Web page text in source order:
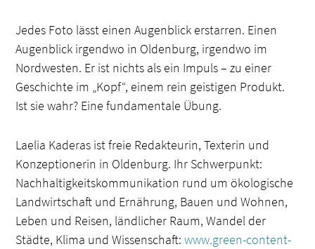
Jedes Foto lässt einen Augenblick erstarren. Einen
Augenblick irgendwo in Oldenburg, irgendwo im
Nordwesten. Er ist nichts als ein Impuls – zu einer
Geschichte im „Kopf“, einem rein geistigen Produkt.
Ist sie wahr? Eine fundamentale Übung.
Laelia Kaderas ist freie Redakteurin, Texterin und
Konzeptionerin in Oldenburg. Ihr Schwerpunkt:
Nachhaltigkeitskommunikation rund um ökologische
Landwirtschaft und Ernährung, Bauen und Wohnen,
Leben und Reisen, ländlicher Raum, Wandel der
Städte, Klima und Wissenschaft:www.green-content-